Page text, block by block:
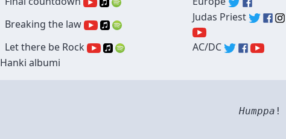
Hanki albumi
Breaking the law
Judas Priest
Let there be Rock AC/DC
Humppa !